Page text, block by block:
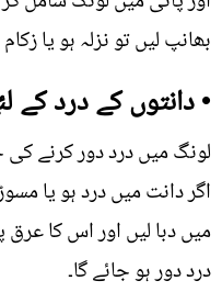
بھانپ لیں تو نزلہ ہو یا
• دانتوں کے درد کے
لونگ میں درد دور کرنے
اگر دانت میں درد ہو یا
میں دبا لیں اور اس کا عرق
درد دور ہو جائے گا۔